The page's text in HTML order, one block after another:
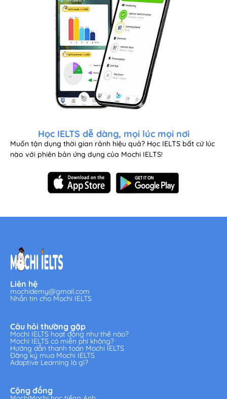
Học IELTS dễ dàng, mọi lúc mọi nơi
Muốn tận dụng thời gian rảnh hiệu quả? Học IELTS bất cứ lúc
nào với phiên bản ứng dụng của Mochi IELTS!
Liên hệ
mochidemy@gmail.com
Nhắn tin cho Mochi IELTS
Câu hỏi thường gặp
Mochi IELTS hoạt động như thế nào?
Mochi IELTS có miễn phí không?
Hướng dẫn thanh toán Mochi IELTS
Đăng ký mua Mochi IELTS
Adaptive Learning là gì?
Cộng đồng